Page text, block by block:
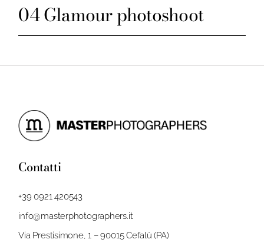
Glamour photoshoot
Contatti
+39 0921 420543
info@masterphotographers.it
Via Prestisimone, 1 – 90015 Cefalù (PA)